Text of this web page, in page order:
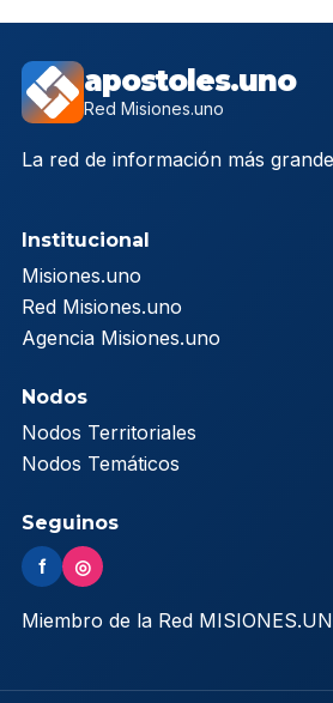
apostoles.uno
Red Misiones.uno
La red de información más
Institucional
Misiones.uno
Red Misiones.uno
Agencia Misiones.uno
Nodos
Nodos Territoriales
Nodos Temáticos
Seguinos
f ◎
Miembro de la Red